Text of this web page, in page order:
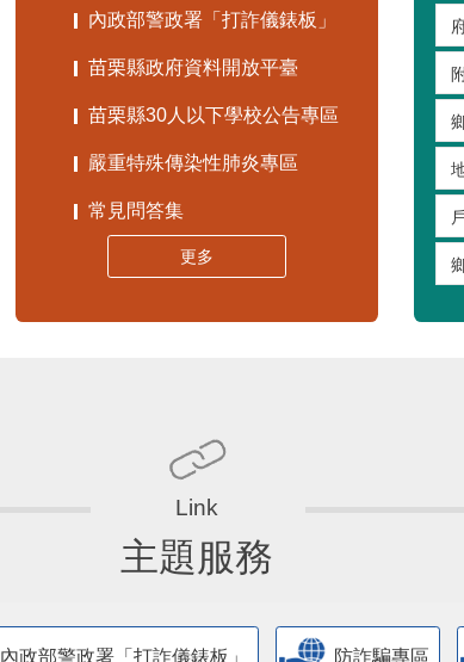
內政部警政署「打詐儀錶板」
苗栗縣政府資料開放平臺
苗栗縣30人以下學校公告專區
嚴重特殊傳染性肺炎專區
常見問答集
更多
主題服務
內政部警政署「打詐儀錶板」 防詐騙專區